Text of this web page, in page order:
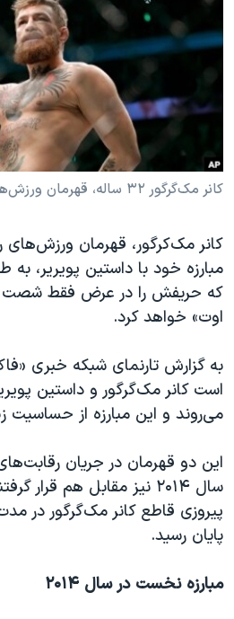
فرهنگ و زندگی
حقوق شهروندی
علم و فناوری
اسرائیل در جنگ
گالری عکس
انتخابات ریاست جمهوری آمریکا ۲۰۲۴
حمله جمهوری اسلامی به اسرائیل
رمز مهسا
ورزش زنان در ایران
اعتراضات زن، زندگی، آزادی
تریبونال مردمی آبان ۹۸
دادگاه حمید نوری
چهل سال گروگان‌گیری
اعتراضات مردمی آبان ۹۸
اسرائیل در جنگ
همایش محافظه‌کاران آمریکا «سی‌پک»
صفحه‌های ویژه
سفر پرزیدنت ترامپ به چین
زبانهای مختلف
کانر مک‌گرگور ۳۲ ساله، قهرمان ورزش‌های رزمی ترکیبی
کانر مک‌کرگور، قهرمان ورزش‌های
مبارزه خود با داستین پویریر، به
که حریفش را در عرض فقط شصت
اوت» خواهد کرد.
به گزارش تارنمای شبکه خبری
است کانر مک‌گرگور و داستین
می‌روند و این مبارزه از حساسیت
سال ۲۰۱۴ نیز مقابل هم
پیروزی قاطع کانر مک‌گرگور در
پایان رسید.
مبارزه نخست در سال ۲۰۱۴